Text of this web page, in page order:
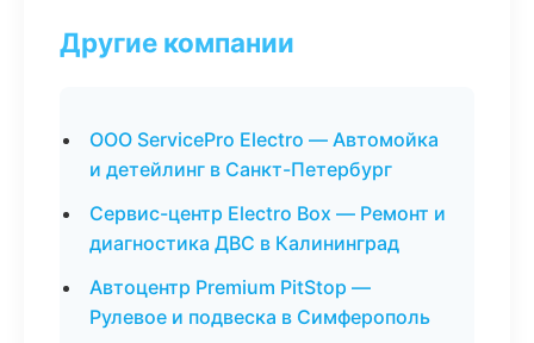
Другие компании
ООО ServicePro Electro — Автомойка
и детейлинг в Санкт-Петербург
Сервис-центр Electro Box — Ремонт и
диагностика ДВС в Калининград
Автоцентр Premium PitStop —
Рулевое и подвеска в Симферополь